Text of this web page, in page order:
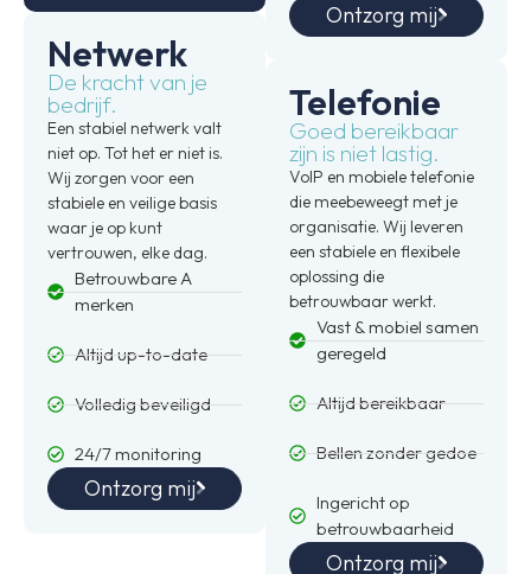
Netwerk
De kracht van je
bedrijf.
Een stabiel netwerk valt
niet op. Tot het er niet is.
Wij zorgen voor een
stabiele en veilige basis
waar je op kunt
vertrouwen, elke dag.
Betrouwbare A
merken
Altijd up-to-date
Volledig beveiligd
24/7 monitoring
Ontzorg mij
Ontzorg mij
Telefonie
Goed bereikbaar
zijn is niet lastig.
VoIP en mobiele telefonie
die meebeweegt met je
organisatie. Wij leveren
een stabiele en flexibele
oplossing die
betrouwbaar werkt.
Vast & mobiel samen
geregeld
Altijd bereikbaar
Bellen zonder gedoe
Ingericht op
betrouwbaarheid
Ontzorg mij